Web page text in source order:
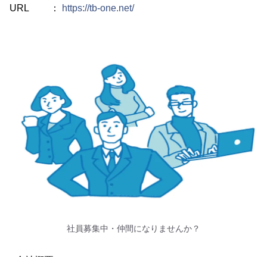
URL ：
https://tb-one.net/
社員募集中・仲間になりませんか？